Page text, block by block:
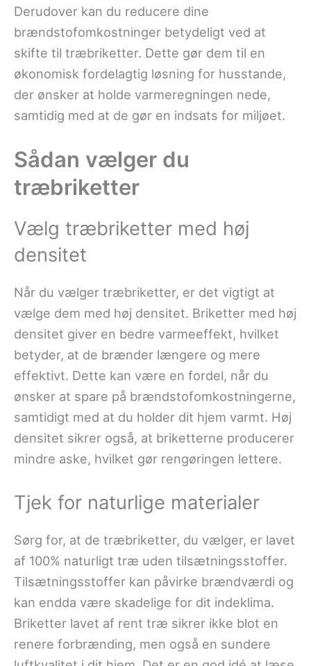
Derudover kan du reducere dine
brændstofomkostninger betydeligt ved at
skifte til træbriketter. Dette gør dem til en
økonomisk fordelagtig løsning for husstande,
der ønsker at holde varmeregningen nede,
samtidig med at de gør en indsats for miljøet.
Sådan vælger du
træbriketter
Vælg træbriketter med høj
densitet
Når du vælger træbriketter, er det vigtigt at
vælge dem med høj densitet. Briketter med høj
densitet giver en bedre varmeeffekt, hvilket
betyder, at de brænder længere og mere
effektivt. Dette kan være en fordel, når du
ønsker at spare på brændstofomkostningerne,
samtidigt med at du holder dit hjem varmt. Høj
densitet sikrer også, at briketterne producerer
mindre aske, hvilket gør rengøringen lettere.
Tjek for naturlige materialer
Sørg for, at de træbriketter, du vælger, er lavet
af 100% naturligt træ uden tilsætningsstoffer.
Tilsætningsstoffer kan påvirke brændværdi og
kan endda være skadelige for dit indeklima.
Briketter lavet af rent træ sikrer ikke blot en
renere forbrænding, men også en sundere